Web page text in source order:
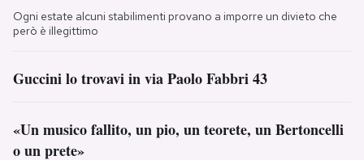
Ogni estate alcuni stabilimenti provano a imporre un divieto che
però è illegittimo
Guccini lo trovavi in via Paolo Fabbri 43
«Un musico fallito, un pio, un teorete, un Bertoncelli
o un prete»